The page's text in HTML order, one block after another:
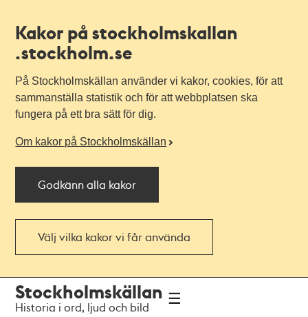
Kakor på stockholmskallan
.stockholm.se
På Stockholmskällan använder vi kakor, cookies, för att
sammanställa statistik och för att webbplatsen ska
fungera på ett bra sätt för dig.
Om kakor på Stockholmskällan
Godkänn alla kakor
Välj vilka kakor vi får använda
navigationen
huvudinnehållet
Stockholmskällan
Historia i ord, ljud och bild